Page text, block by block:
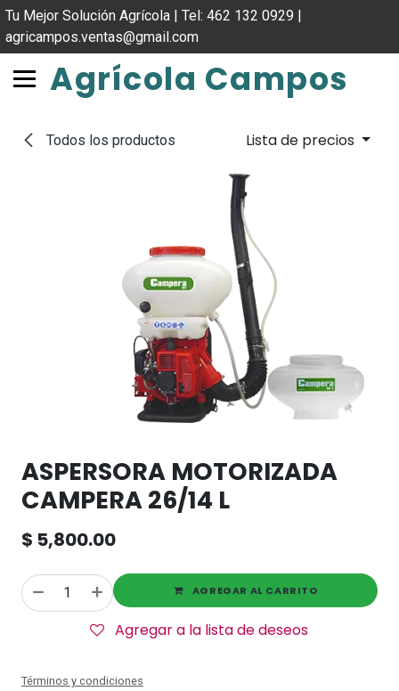
Tu Mejor Solución Agrícola | Tel: 462 132 0929 |
agricampos.ventas@gmail.com
Agrícola Campos
Todos los productos Lista de precios
ASPERSORA MOTORIZADA
CAMPERA 26/14 L
$ 5,800.00
AGREGAR AL CARRITO
Agregar a la lista de deseos
Términos y condiciones